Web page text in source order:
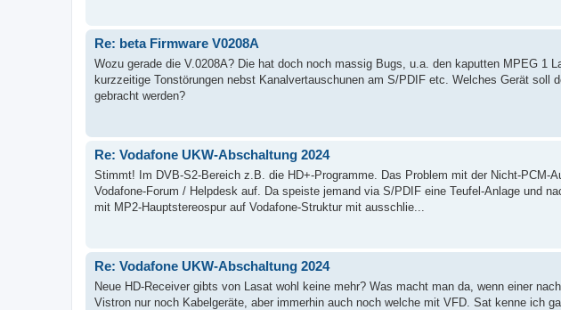
Re: beta Firmware V0208A
Wozu gerade die V.0208A? Die hat doch noch massig Bugs, u.a. den kaputten MPEG 1
kurzzeitige Tonstörungen nebst Kanalvertauschunen am S/PDIF etc. Welches Gerät soll
gebracht werden?
Re: Vodafone UKW-Abschaltung 2024
Stimmt! Im DVB-S2-Bereich z.B. die HD+-Programme. Das Problem mit der Nicht-PCM-
Vodafone-Forum / Helpdesk auf. Da speiste jemand via S/PDIF eine Teufel-Anlage und
mit MP2-Hauptstereospur auf Vodafone-Struktur mit ausschlie...
Re: Vodafone UKW-Abschaltung 2024
Neue HD-Receiver gibts von Lasat wohl keine mehr? Was macht man da, wenn einer
Vistron nur noch Kabelgeräte, aber immerhin auch noch welche mit VFD. Sat kenne ich